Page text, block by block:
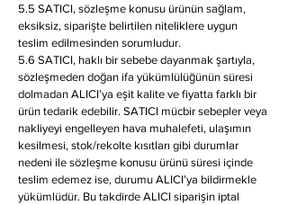
5.5 SATICI, sözleşme konusu ürünün sağlam,
eksiksiz, siparişte belirtilen niteliklere uygun
teslim edilmesinden sorumludur.
5.6 SATICI, haklı bir sebebe dayanmak şartıyla,
sözleşmeden doğan ifa yükümlülüğünün süresi
dolmadan ALICI’ya eşit kalite ve fiyatta farklı bir
ürün tedarik edebilir. SATICI mücbir sebepler veya
nakliyeyi engelleyen hava muhalefeti, ulaşımın
kesilmesi, stok/rekolte kısıtları gibi durumlar
nedeni ile sözleşme konusu ürünü süresi içinde
teslim edemez ise, durumu ALICI’ya bildirmekle
yükümlüdür. Bu takdirde ALICI siparişin iptal